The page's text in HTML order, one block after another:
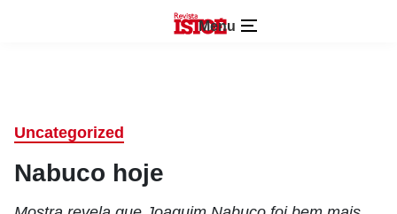
Menu
Uncategorized
Nabuco hoje